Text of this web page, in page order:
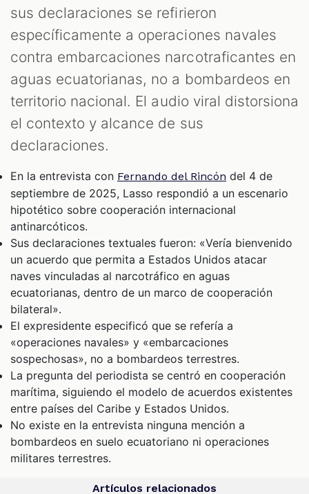
sus declaraciones se refirieron
específicamente a operaciones navales
contra embarcaciones narcotraficantes en
aguas ecuatorianas, no a bombardeos en
territorio nacional. El audio viral distorsiona
el contexto y alcance de sus
declaraciones.
En la entrevista con Fernando del Rincón del 4 de
septiembre de 2025, Lasso respondió a un escenario
hipotético sobre cooperación internacional
antinarcóticos.
Sus declaraciones textuales fueron: «Vería bienvenido
un acuerdo que permita a Estados Unidos atacar
naves vinculadas al narcotráfico en aguas
ecuatorianas, dentro de un marco de cooperación
bilateral».
El expresidente especificó que se refería a
«operaciones navales» y «embarcaciones
sospechosas», no a bombardeos terrestres.
La pregunta del periodista se centró en cooperación
marítima, siguiendo el modelo de acuerdos existentes
entre países del Caribe y Estados Unidos.
No existe en la entrevista ninguna mención a
bombardeos en suelo ecuatoriano ni operaciones
militares terrestres.
Artículos relacionados